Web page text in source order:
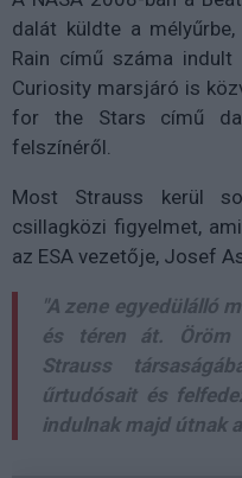
dalát küldte a
Rain című száma
Curiosity marsjáró is
for the Stars című
felszínéről.
Most Strauss kerül
csillagközi figyelmet,
az ESA vezetője, Josef
"A zene egyedülálló
és téren át. Öröm
Strauss
űrtudósait és
indulnak majd útnak